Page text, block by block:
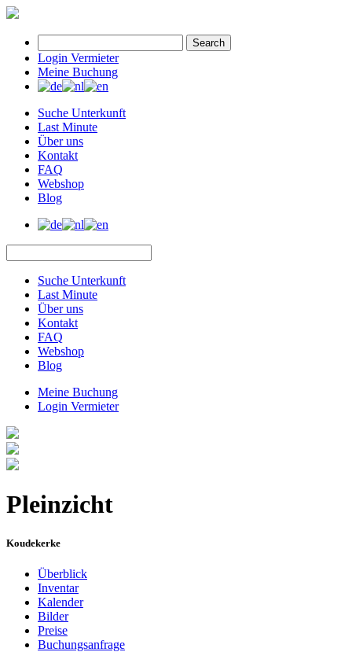
Search
Login Vermieter
Meine Buchung
Suche Unterkunft
Last Minute
Über uns
Kontakt
FAQ
Webshop
Blog
Suche Unterkunft
Last Minute
Über uns
Kontakt
FAQ
Webshop
Blog
Meine Buchung
Login Vermieter
Pleinzicht
Koudekerke
Überblick
Inventar
Kalender
Bilder
Preise
Buchungsanfrage